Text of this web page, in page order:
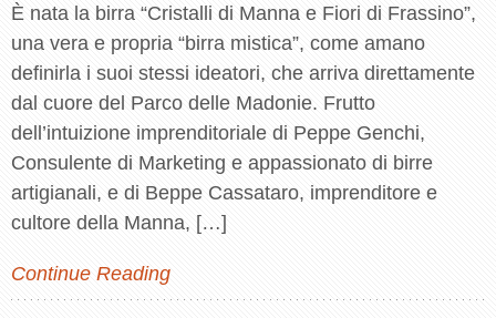
È nata la birra “Cristalli di Manna e Fiori di Frassino”,
una vera e propria “birra mistica”, come amano
definirla i suoi stessi ideatori, che arriva direttamente
dal cuore del Parco delle Madonie. Frutto
dell’intuizione imprenditoriale di Peppe Genchi,
Consulente di Marketing e appassionato di birre
artigianali, e di Beppe Cassataro, imprenditore e
cultore della Manna, […]
Continue Reading